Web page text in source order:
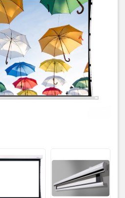
0.42mm
1.3 giúp tăng độ tương phản hình
ảnh lên tối đa
180o
Điều khiển Wireless, Trigger 12V,
Smart,...